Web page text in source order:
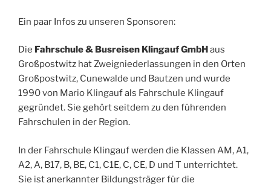
Ein paar Infos zu unseren Sponsoren:
Die Fahrschule & Busreisen Klingauf GmbHaus
Großpostwitz hat Zweigniederlassungen in den Orten
Großpostwitz, Cunewalde und Bautzen und wurde
1990 von Mario Klingauf als Fahrschule Klingauf
gegründet. Sie gehört seitdem zu den führenden
Fahrschulen in der Region.
In der Fahrschule Klingauf werden die Klassen AM, A1,
A2, A, B17, B, BE, C1, C1E, C, CE, D und T unterrichtet.
Sie ist anerkannter Bildungsträger für die